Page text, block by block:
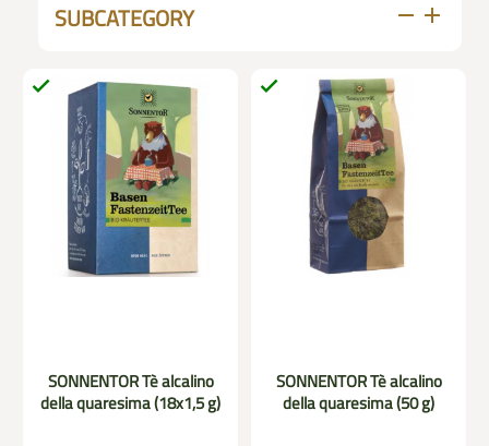
SUBCATEGORY add
remove

SONNENTOR Tè alcalino
della quaresima (18x1,5 g)

SONNENTOR Tè alcalino
della quaresima (50 g)